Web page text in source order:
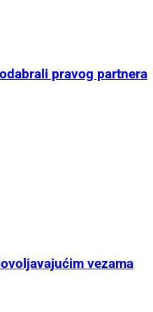
pravog partnera
vezama